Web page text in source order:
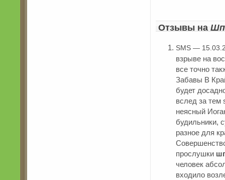
Отзывы на
SMS —
взрыве на
все точно
Забавы В
будет
вслед за тем
неясный
будильники,
разное для
прослушки
человек
входило